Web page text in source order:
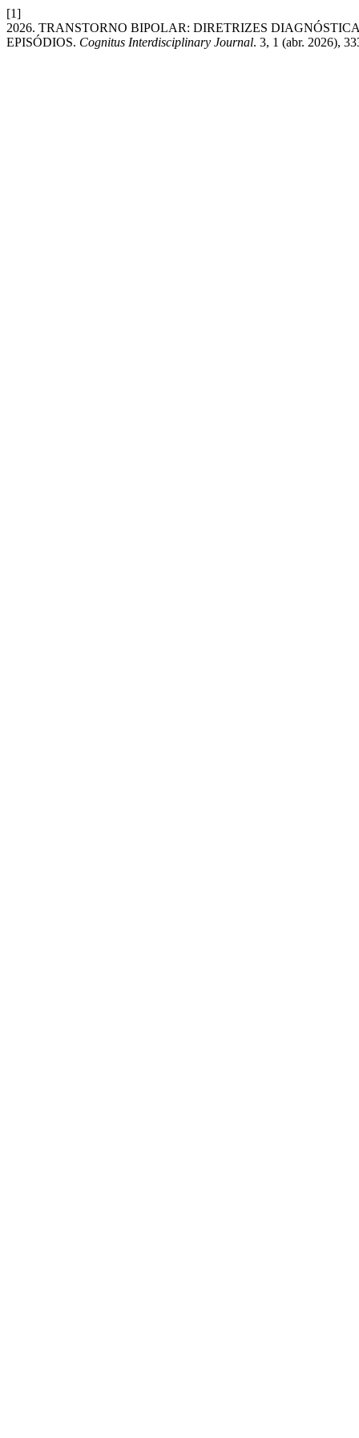
[1]
2026. TRANSTORNO BIPOLAR: DIRETRIZES
EPISÓDIOS. Cognitus Interdisciplinary Journal. 3, 1 (abr. 2026),